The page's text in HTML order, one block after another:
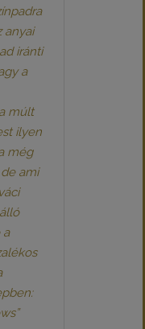
anyai
iránti
a
múlt
ilyen
még
ami
a